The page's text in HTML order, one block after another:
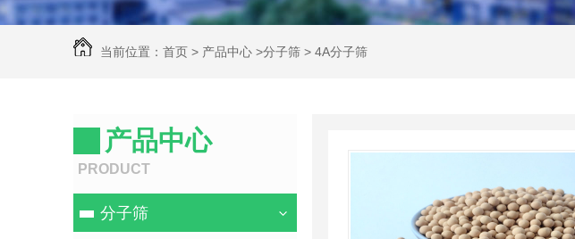
当前位置： 首页 > 产品中心 >分子筛 > 4A分子筛
产品中心
PRODUCT
分子筛